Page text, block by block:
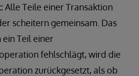
Alle Teile einer Transaktion
scheitern gemeinsam. Das
ein Teil einer
fehlschlägt, wird die
zurückgesetzt, als ob